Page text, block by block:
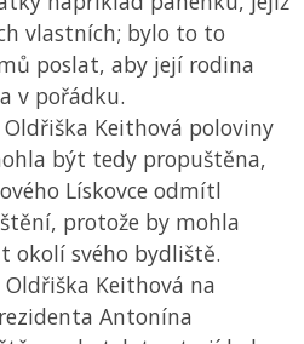
vlastních; bylo to to
poslat, aby její rodina
v pořádku.
Oldřiška Keithová poloviny
být tedy propuštěna,
Lískovce odmítl
protože by mohla
okolí svého bydliště.
Oldřiška Keithová na
Antonína